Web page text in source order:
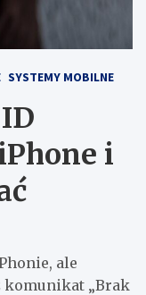
SYSTEMY MOBILNE
i
ale
komunikat „Brak